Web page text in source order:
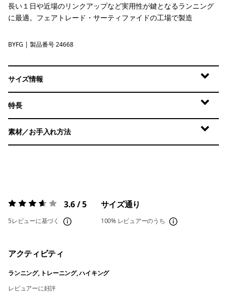
長い１日や近場のリンクアップなど実用性が鍵となるランニング
に最適。フェアトレード・サーティファイドの工場で製造
Berry Fig
BYFG | 製品番号 24668
サイズ情報
特長
素材／お手入れ方法
評価:3.6 / 5 3.6 / 5
5レビューに基づく
サイズ通り
100% レビュアーのうち
アクティビティ
ランニング, トレーニング, ハイキング
レビュアーに好評